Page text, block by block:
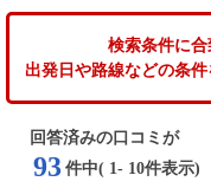
検索条件に合
出発日や路線などの条
回答済みの口コミが
93 件中( 1- 10件表示)